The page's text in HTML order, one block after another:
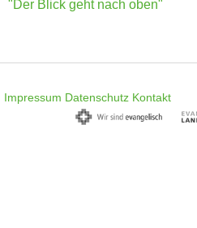
"Der Blick geht nach oben"
Impressum Datenschutz Kontakt